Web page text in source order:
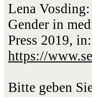
Lena
Gender in
Press 2019,
https://
Bitte geben